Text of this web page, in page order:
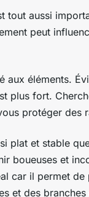
tout aussi
peut
aux éléments.
plus fort.
protéger des
plat et stable
boueuses et
car il permet de
et des